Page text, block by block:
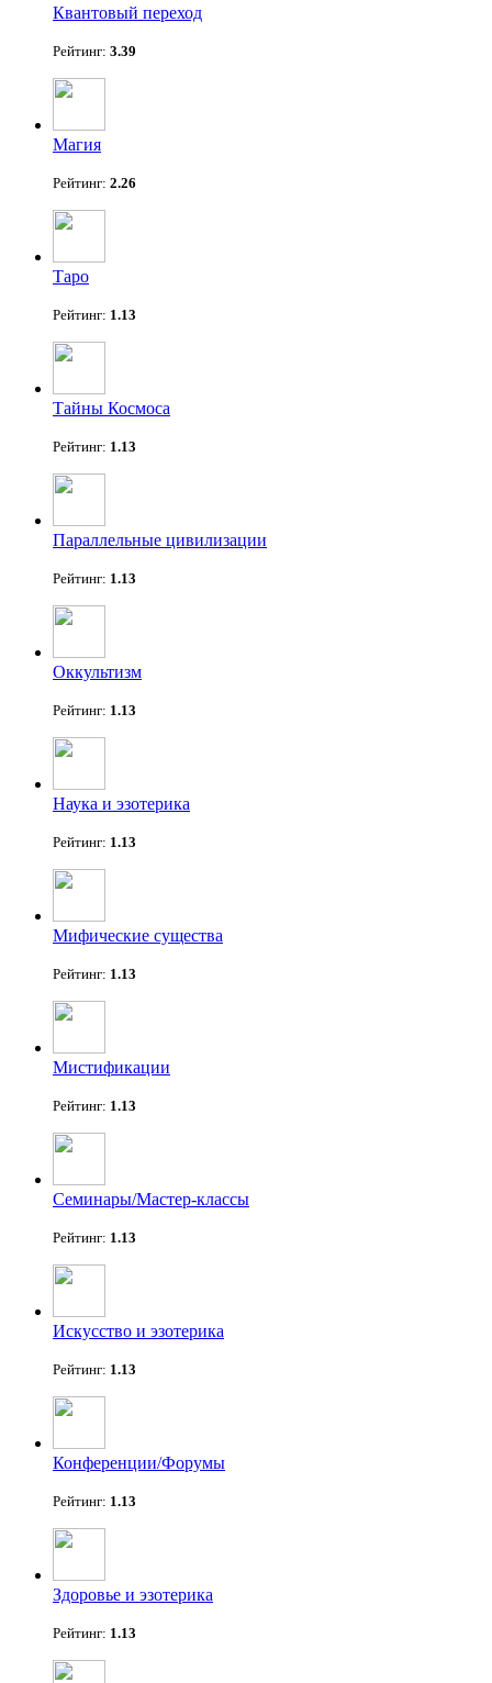
Квантовый переход
Рейтинг: 3.39
Магия
Рейтинг: 2.26
Таро
Рейтинг: 1.13
Тайны Космоса
Рейтинг: 1.13
Параллельные цивилизации
Рейтинг: 1.13
Оккультизм
Рейтинг: 1.13
Наука и эзотерика
Рейтинг: 1.13
Мифические существа
Рейтинг: 1.13
Мистификации
Рейтинг: 1.13
Семинары/Мастер-классы
Рейтинг: 1.13
Искусство и эзотерика
Рейтинг: 1.13
Конференции/Форумы
Рейтинг: 1.13
Здоровье и эзотерика
Рейтинг: 1.13